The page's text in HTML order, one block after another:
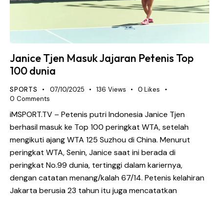
Janice Tjen Masuk Jajaran Petenis Top
100 dunia
SPORTS 07/10/2025 136 Views 0 Likes
0 Comments
iMSPORT.TV – Petenis putri Indonesia Janice Tjen
berhasil masuk ke Top 100 peringkat WTA, setelah
mengikuti ajang WTA 125 Suzhou di China. Menurut
peringkat WTA, Senin, Janice saat ini berada di
peringkat No.99 dunia, tertinggi dalam kariernya,
dengan catatan menang/kalah 67/14. Petenis kelahiran
Jakarta berusia 23 tahun itu juga mencatatkan